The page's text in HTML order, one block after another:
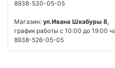
8938-530-05-05
Магазин: ул.Ивана Шкабуры 8,
график работы с 10:00 до 19:00
8938-526-05-05